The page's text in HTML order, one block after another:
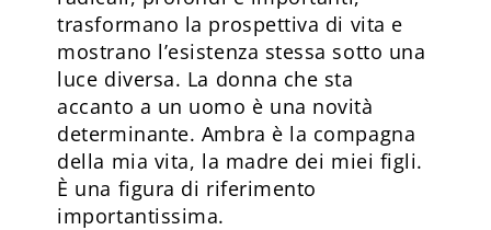
trasformano la prospettiva di vita e
mostrano l’esistenza stessa sotto una
luce diversa. La donna che sta
accanto a un uomo è una novità
determinante. Ambra è la compagna
della mia vita, la madre dei miei figli.
È una figura di riferimento
importantissima.